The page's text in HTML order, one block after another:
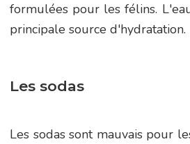
formulées pour les félins.
principale source d'hydratation.
Les sodas
Les sodas sont mauvais pour